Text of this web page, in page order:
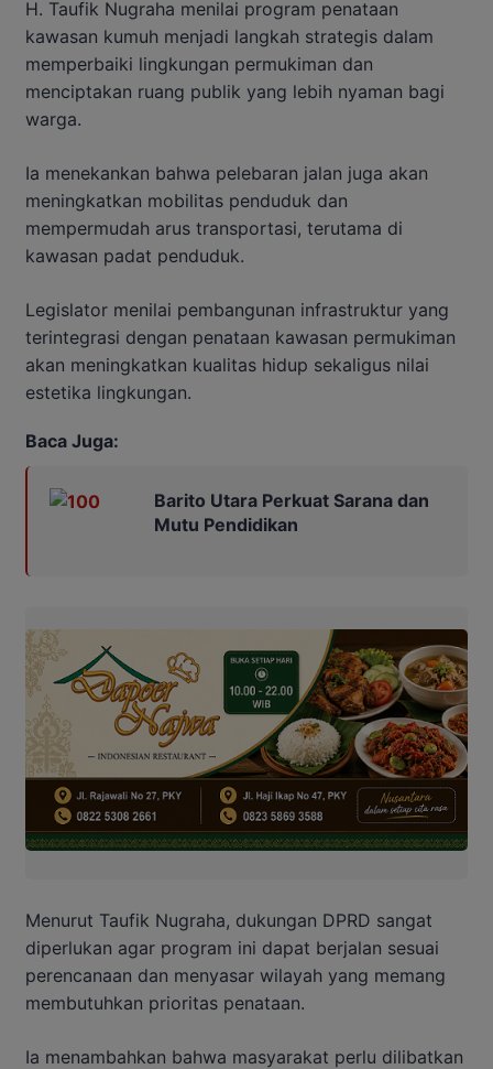
H. Taufik Nugraha menilai program penataan
kawasan kumuh menjadi langkah strategis dalam
memperbaiki lingkungan permukiman dan
menciptakan ruang publik yang lebih nyaman bagi
warga.
Ia menekankan bahwa pelebaran jalan juga akan
meningkatkan mobilitas penduduk dan
mempermudah arus transportasi, terutama di
kawasan padat penduduk.
Legislator menilai pembangunan infrastruktur yang
terintegrasi dengan penataan kawasan permukiman
akan meningkatkan kualitas hidup sekaligus nilai
estetika lingkungan.
Baca Juga:
Barito Utara Perkuat Sarana dan
Mutu Pendidikan
Menurut Taufik Nugraha, dukungan DPRD sangat
diperlukan agar program ini dapat berjalan sesuai
perencanaan dan menyasar wilayah yang memang
membutuhkan prioritas penataan.
Ia menambahkan bahwa masyarakat perlu dilibatkan